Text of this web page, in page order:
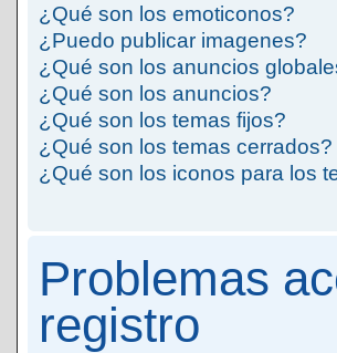
¿Qué son los emoticonos?
¿Puedo publicar imagenes?
¿Qué son los anuncios
¿Qué son los anuncios?
¿Qué son los temas fijos?
¿Qué son los temas cerrados?
¿Qué son los iconos para los
Problemas
registro